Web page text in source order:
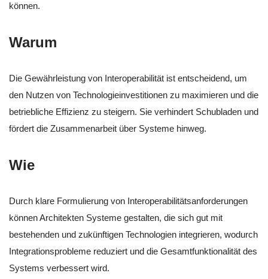
können.
Warum
Die Gewährleistung von Interoperabilität ist entscheidend, um
den Nutzen von Technologieinvestitionen zu maximieren und die
betriebliche Effizienz zu steigern. Sie verhindert Schubladen und
fördert die Zusammenarbeit über Systeme hinweg.
Wie
Durch klare Formulierung von Interoperabilitätsanforderungen
können Architekten Systeme gestalten, die sich gut mit
bestehenden und zukünftigen Technologien integrieren, wodurch
Integrationsprobleme reduziert und die Gesamtfunktionalität des
Systems verbessert wird.